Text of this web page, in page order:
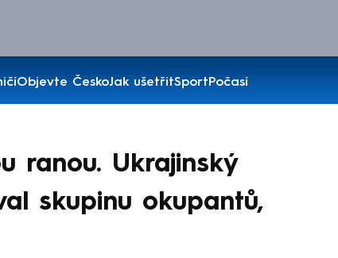
Objevte ČeskoJak ušetřitSportPočasí
ranou. Ukrajinský
skupinu okupantů,